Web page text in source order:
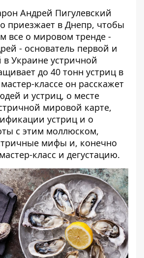
Андрей Пигулевский
приезжает в Днепр, чтобы
все о мировом тренде -
- основатель первой и
в Украине устричной
до 40 тонн устриц в
классе он расскажет
и устриц, о месте
мировой карте,
устриц и о
с этим моллюском,
мифы и, конечно
класс и дегустацию.